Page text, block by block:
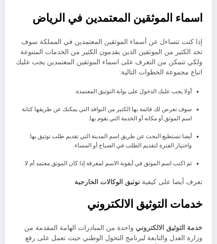
اسماء الموثقين المعتمدين في الرياض
إذا كنت تتساءل عن أسماء الموثقين المعتمدين في المملكة سوف
تجد الكثير من الموثقين الذين يقدمون الكثير من الخدمات المتنوعة
ولكي تتمكن من التعرف على اسماء الموثقين المعتمدين يجب عليك
اتباع مجموعة الخطوات التالية:
أولا يجب عليك الدخول على بوابة التوثيق المعتمدة.
سوف تعرض لك قائمة بها الكثير من النوافذ التي يمكنك عن طريقها كتابة
اسم الموثق أو مكانه أو الخدمة التي يقوم بها.
أيضا تستطيع البحث عن طريق اسم المدينة التي تقديم طلب توثيق بها
واختيار الفترة لتقديم الطلب في الصباح أو المساء.
ثم اكتب اسم الموثق في أيقونة الاسم لمعرفة إذا كان الموثق معتمد أم لا.
تعرف أيضا على كيفية توثيق الوكالات الخارجية
خدمات التوثيق الالكتروني
خدمة التوثيق الالكتروني واحدة من المبادرات الهامة المقدمة من
وزارة العدل والتابعة لبرنامج التحول الوطني حيث تعمل على رفع